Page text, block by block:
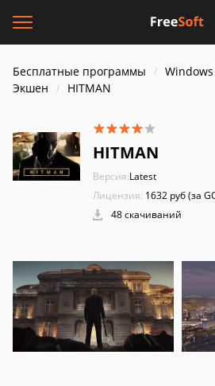
Бесплатные программы Windows
Экшен
HITMAN
HITMAN
Версия:Latest
Лицензия: 1632 pуб (за
48 скачиваний